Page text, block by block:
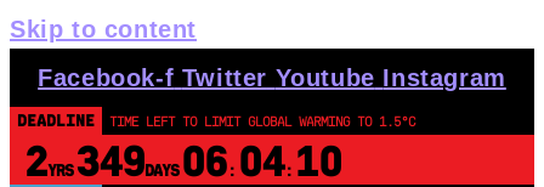
Skip to content
Facebook-f Twitter Youtube Instagram
DEADLINE TIME LEFT TO LIMIT GLOBAL WARMING TO 1.5°C
2YRS349DAYS 06: 04: 09